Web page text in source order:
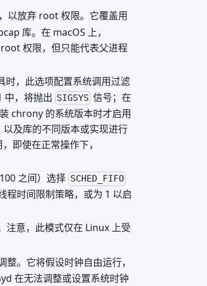
以放弃 root 权限。它覆盖用
库。在 macOS 上，
权限，但只能代表父进程
，此选项配置系统调用过滤
中，将抛出 SIGSYS 信号；在
chrony 的系统版本时才启用
及库的不同版本或实现进行
即使在正常操作下，
之间）选择 SCHED_FIFO
程时间限制策略，或为 1 以启
注意，此模式仅在 Linux 上受
。它将假设时钟自由运行，
在无法调整或设置系统时钟